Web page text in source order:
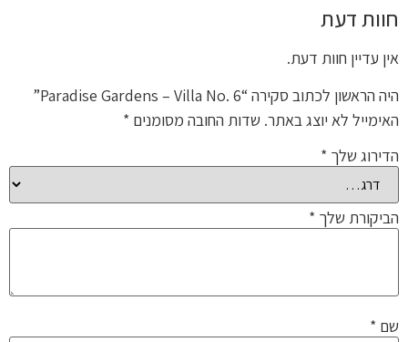
חוות דעת
אין עדיין חוות דעת.
היה הראשון לכתוב סקירה “Paradise Gardens – Villa No. 6”
האימייל לא יוצג באתר. שדות החובה מסומנים *
הדירוג שלך *
הביקורת שלך *
שם *